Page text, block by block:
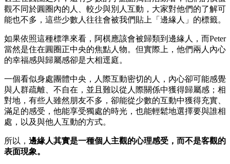
觀不同於圓圈內的人、較少與別人互動，大家對他們的了解可
能也不多，這些少數人往往會被我們貼上「邊緣人」的標籤。
如果依照這種標準來看，阿棋應該會被歸類到邊緣人，而Peter
當然是住在圓圈正中央的焦點人物。但實際上，他們兩人內心
的幸福感與歸屬感卻是大相逕庭。
一個看似身處團體中央，人際互動密切的人，內心卻可能感覺
與人群疏離、不自在，並且難以從人際關係中獲得歸屬感；相
對地，有些人雖然朋友不多，卻能從少數的互動中獲得充實、
滿足的感受，他能享受獨處的時光，也能輕鬆地選擇要與誰相
處，以及與他人互動的方式。
所以， 邊緣人其實是一種個人主觀的心理感受，而不是客觀的
表面現象。